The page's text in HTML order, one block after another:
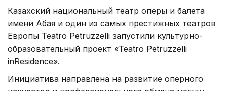
Казахский национальный театр оперы и балета
имени Абая и один из самых престижных театров
Европы Teatro Petruzzelli запустили культурно-
образовательный проект «Teatro Petruzzelli
inResidence».
Инициатива направлена на развитие оперного